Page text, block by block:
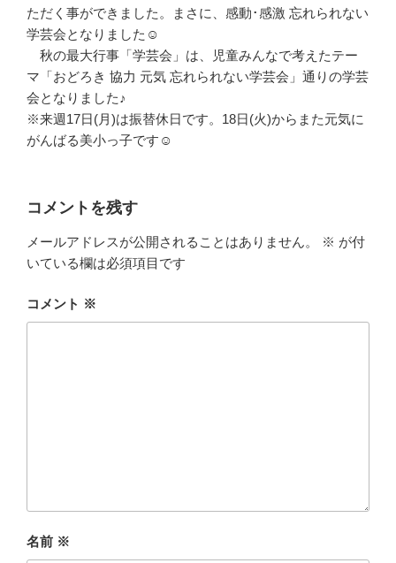
ただく事ができました。まさに、感動･感激 忘れられない
学芸会となりました☺
秋の最大行事「学芸会」は、児童みんなで考えたテー
マ「おどろき 協力 元気 忘れられない学芸会」通りの学芸
会となりました♪
※来週17日(月)は振替休日です。18日(火)からまた元気に
がんばる美小っ子です☺
コメントを残す
メールアドレスが公開されることはありません。 ※ が付
いている欄は必須項目です
コメント ※
名前 ※